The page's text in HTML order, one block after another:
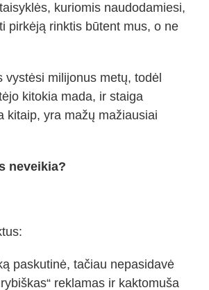
kuriomis naudodamiesi,
pirkėją rinktis būtent mus, o ne
vystėsi milijonus metų, todėl
kitokia mada, ir staiga
kitaip, yra mažų mažiausiai
neveikia?
paskutinė, tačiau nepasidavė
reklamas ir kaktomuša